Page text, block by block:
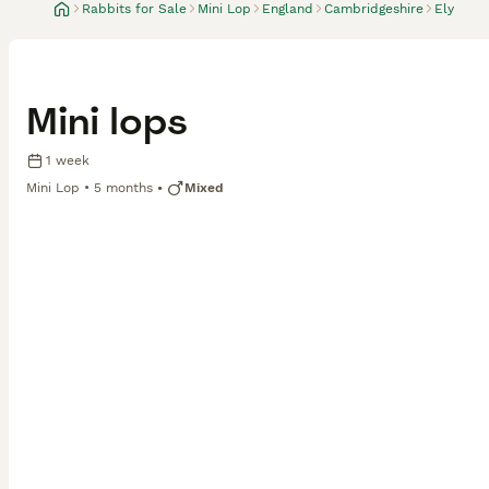
Rabbits for Sale Mini Lop England Cambridgeshire Ely
Mini lops
1 week
Mini Lop
5 months Mixed